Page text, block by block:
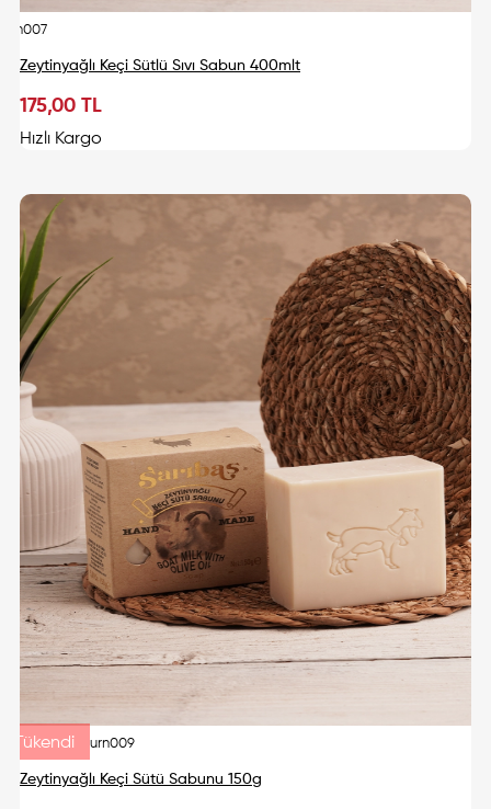
urn007
Zeytinyağlı Keçi Sütlü Sıvı Sabun 400mlt
175,00 TL
Sepete Ekle
Hızlı Kargo
Tükendi urn009
Zeytinyağlı Keçi Sütü Sabunu 150g